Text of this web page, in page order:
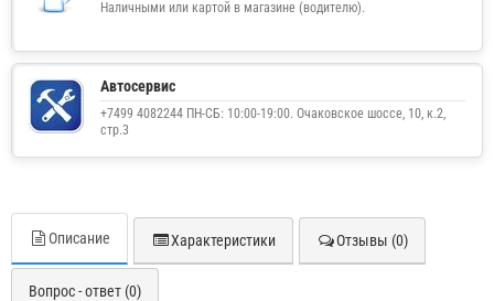
Наличными или картой в магазине (водителю).
Автосервис
+7499 4082244 ПН-СБ: 10:00-19:00. Очаковское шоссе, 10, к.2,
стр.3
Описание Характеристики Отзывы (0)
Вопрос - ответ (0)